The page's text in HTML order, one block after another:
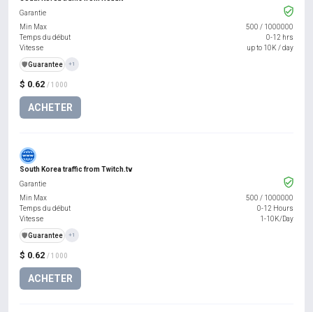
$ 0.62 / 1000
ACHETER
Garantie
Min Max
500 / 1000000
Temps du début
0-12 hrs
Vitesse
up to 10K / day
️🛡️Guarantee +1
South Korea traffic from Twitch.tv
$ 0.62 / 1000
ACHETER
Garantie
Min Max
500 / 1000000
Temps du début
0-12 Hours
Vitesse
1-10K/Day
️🛡️Guarantee +1